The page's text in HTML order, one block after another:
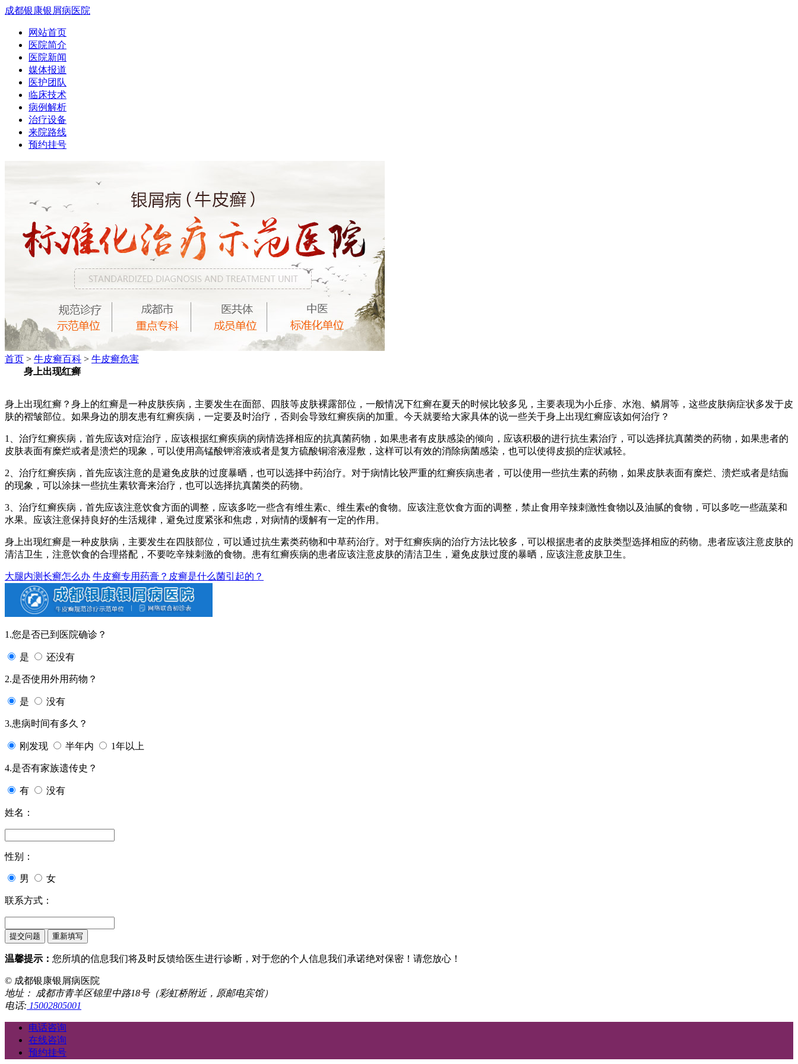
成都银康银屑病医院
网站首页
医院简介
医院新闻
媒体报道
医护团队
临床技术
病例解析
治疗设备
来院路线
预约挂号
首页 > 牛皮癣百科 > 牛皮癣危害
身上出现红癣
身上出现红癣？身上的红癣是一种皮肤疾病，主要发生在面部、四肢等皮肤裸露部位，一般情况下红癣在夏天的时候比较多见，主要表现为小丘疹、水泡、鳞屑等，这些皮肤病症状多发于皮
肤的褶皱部位。如果身边的朋友患有红癣疾病，一定要及时治疗，否则会导致红癣疾病的加重。今天就要给大家具体的说一些关于身上出现红癣应该如何治疗？
1、治疗红癣疾病，首先应该对症治疗，应该根据红癣疾病的病情选择相应的抗真菌药物，如果患者有皮肤感染的倾向，应该积极的进行抗生素治疗，可以选择抗真菌类的药物，如果患者的
皮肤表面有糜烂或者是溃烂的现象，可以使用高锰酸钾溶液或者是复方硫酸铜溶液湿敷，这样可以有效的消除病菌感染，也可以使得皮损的症状减轻。
2、治疗红癣疾病，首先应该注意的是避免皮肤的过度暴晒，也可以选择中药治疗。对于病情比较严重的红癣疾病患者，可以使用一些抗生素的药物，如果皮肤表面有糜烂、溃烂或者是结痂
的现象，可以涂抹一些抗生素软膏来治疗，也可以选择抗真菌类的药物。
3、治疗红癣疾病，首先应该注意饮食方面的调整，应该多吃一些含有维生素c、维生素e的食物。应该注意饮食方面的调整，禁止食用辛辣刺激性食物以及油腻的食物，可以多吃一些蔬菜和
水果。应该注意保持良好的生活规律，避免过度紧张和焦虑，对病情的缓解有一定的作用。
身上出现红癣是一种皮肤病，主要发生在四肢部位，可以通过抗生素类药物和中草药治疗。对于红癣疾病的治疗方法比较多，可以根据患者的皮肤类型选择相应的药物。患者应该注意皮肤的
清洁卫生，注意饮食的合理搭配，不要吃辛辣刺激的食物。患有红癣疾病的患者应该注意皮肤的清洁卫生，避免皮肤过度的暴晒，应该注意皮肤卫生。
大腿内测长癣怎么办 牛皮癣专用药膏？皮癣是什么菌引起的？
1.您是否已到医院确诊？
是 还没有
2.是否使用外用药物？
是 没有
3.患病时间有多久？
刚发现 半年内 1年以上
4.是否有家族遗传史？
有 没有
姓名：
性别：
男 女
联系方式：
温馨提示： 您所填的信息我们将及时反馈给医生进行诊断，对于您的个人信息我们承诺绝对保密！请您放心！
© 成都银康银屑病医院
地址： 成都市青羊区锦里中路18号（彩虹桥附近，原邮电宾馆）
电话: 15002805001
电话咨询
在线咨询
预约挂号